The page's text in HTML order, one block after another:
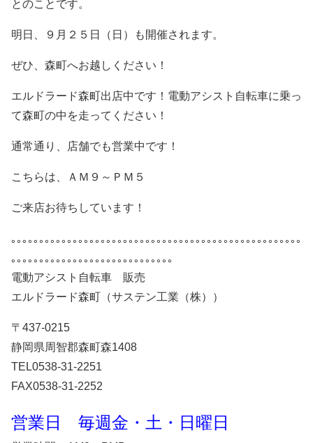
とのことです。
明日、９月２５日（日）も開催されます。
ぜひ、森町へお越しください！
エルドラード森町出店中です！電動アシスト自転車に乗っ
て森町の中を走ってください！
通常通り、店舗でも営業中です！
こちらは、ＡＭ９～ＰＭ５
ご来店お待ちしています！
｡｡｡｡｡｡｡｡｡｡｡｡｡｡｡｡｡｡｡｡｡｡｡｡｡｡｡｡｡｡｡｡｡｡｡｡｡｡｡｡｡｡｡｡｡｡｡｡｡｡｡｡
｡｡｡｡｡｡｡｡｡｡｡｡｡｡｡｡｡｡｡｡｡｡｡｡｡｡｡｡｡
電動アシスト自転車 販売
エルドラード森町（サステン工業（株））
〒437-0215
静岡県周智郡森町森1408
TEL0538-31-2251
FAX0538-31-2252
営業日 毎週金・土・日曜日